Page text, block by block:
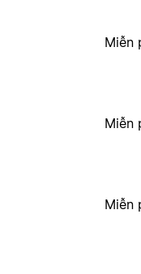
Miễn
Miễn
Miễn